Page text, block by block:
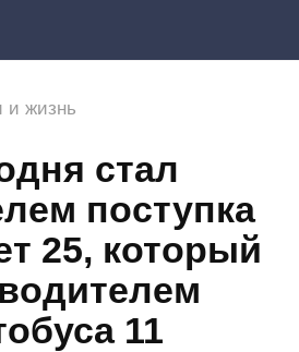
и жизнь
стал
поступка
25, который
11